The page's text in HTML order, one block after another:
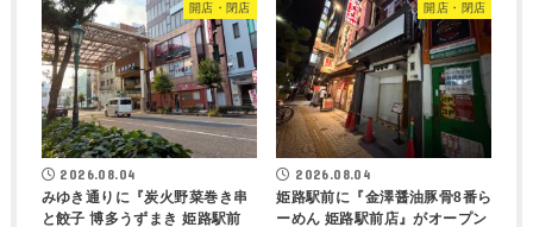
開店・閉店
2026.08.04
みゆき通りに『炭火野菜巻き串
と餃子 博多うずまき 姫路駅前
開店・閉店
2026.08.04
姫路駅前に『金澤醤油豚骨8番ら
ーめん 姫路駅前店』がオープン